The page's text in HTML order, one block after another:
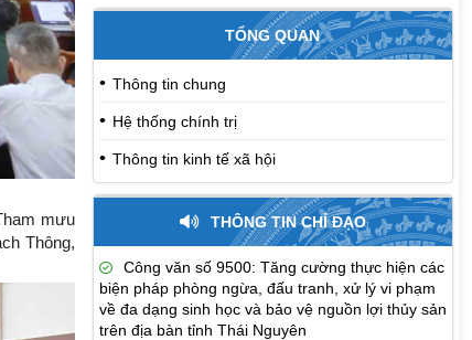
mưu
Thông,
TỔNG QUAN
Thông tin chung
Hệ thống chính trị
Thông tin kinh tế xã hội
THÔNG TIN CHỈ ĐẠO
Công văn số 9500: Tăng cường thực hiện các
biện pháp phòng ngừa, đấu tranh, xử lý vi phạm
về đa dạng sinh học và bảo vệ nguồn lợi thủy sản
trên địa bàn tỉnh Thái Nguyên